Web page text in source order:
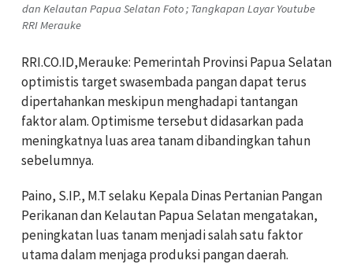
dan Kelautan Papua Selatan Foto ; Tangkapan Layar Youtube
RRI Merauke
RRI.CO.ID,Merauke: Pemerintah Provinsi Papua Selatan
optimistis target swasembada pangan dapat terus
dipertahankan meskipun menghadapi tantangan
faktor alam. Optimisme tersebut didasarkan pada
meningkatnya luas area tanam dibandingkan tahun
sebelumnya.
Paino, S.IP., M.T selaku Kepala Dinas Pertanian Pangan
Perikanan dan Kelautan Papua Selatan mengatakan,
peningkatan luas tanam menjadi salah satu faktor
utama dalam menjaga produksi pangan daerah.